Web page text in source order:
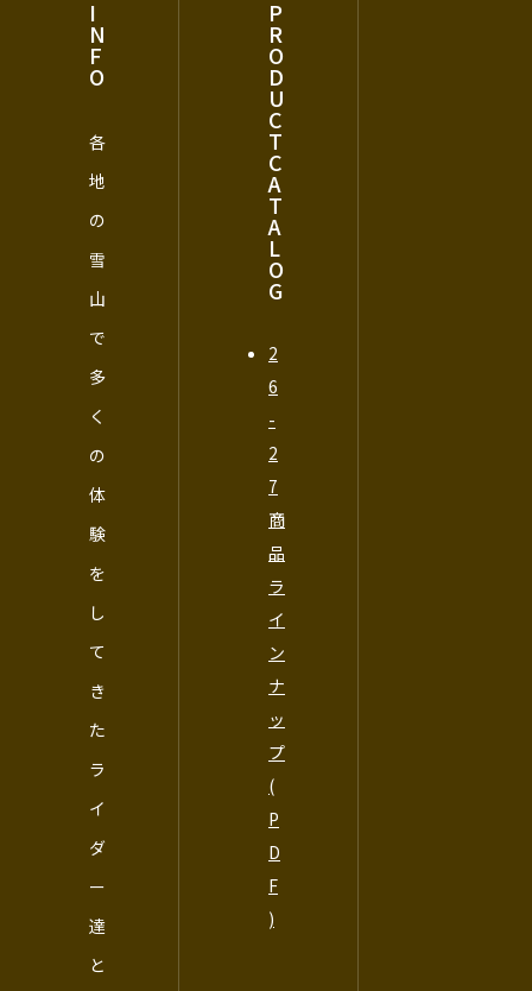
I
N
F
O
各
地
の
雪
山
で
多
く
の
体
験
を
し
て
き
た
ラ
イ
ダ
ー
達
と
P
R
O
D
U
C
T
C
A
T
A
L
O
G
2
6
-
2
7
商
品
ラ
イ
ン
ナ
ッ
プ
(
P
D
F
)